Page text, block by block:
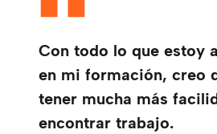
Con todo lo que estoy
en mi formación, creo
tener mucha más
encontrar trabajo.